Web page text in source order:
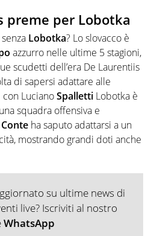
preme per Lobotka
senza Lobotka? Lo slovacco è
azzurro nelle ultime 5 stagioni,
scudetti dell’era De Laurentiis
di sapersi adattare alle
LucianoSpalletti Lobotka è
squadra offensiva e
Conte ha saputo adattarsi a un
mostrando grandi doti anche
su ultime news di
live? Iscriviti al nostro
WhatsApp